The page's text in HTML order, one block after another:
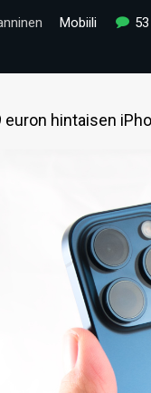
Mobiili 53
hintaisen